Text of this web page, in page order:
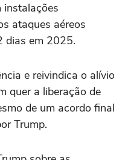
instalações
ataques aéreos
dias em 2025.
e reivindica o alívio
quer a liberação de
de um acordo final
Trump.